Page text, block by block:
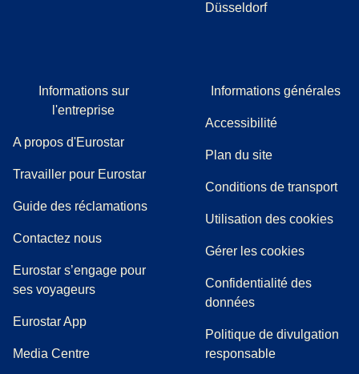
Düsseldorf
Informations sur
l'entreprise
A propos d'Eurostar
Travailler pour Eurostar
Guide des réclamations((
Contactez nous
Eurostar s’engage pour
ses voyageurs
Eurostar App
Media Centre( Ouvre un nouvel onglet)
Informations générales
Accessibilité
Plan du site
Conditions de transport
Utilisation des cookies
Gérer les cookies
Confidentialité des
données
Politique de divulgation
responsable